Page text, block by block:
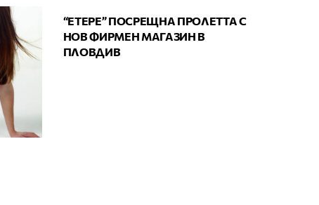
“ЕТЕРЕ” ПОСРЕЩНА ПРОЛЕТТА С
НОВ ФИРМЕН МАГАЗИН В
ПЛОВДИВ